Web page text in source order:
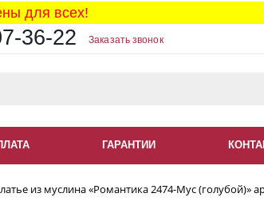
для всех!
36-22 Заказать звонок
ГАРАНТИИ
из муслина «Романтика 2474-Мус (голубой)»